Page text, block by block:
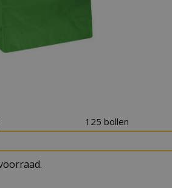
125 bollen